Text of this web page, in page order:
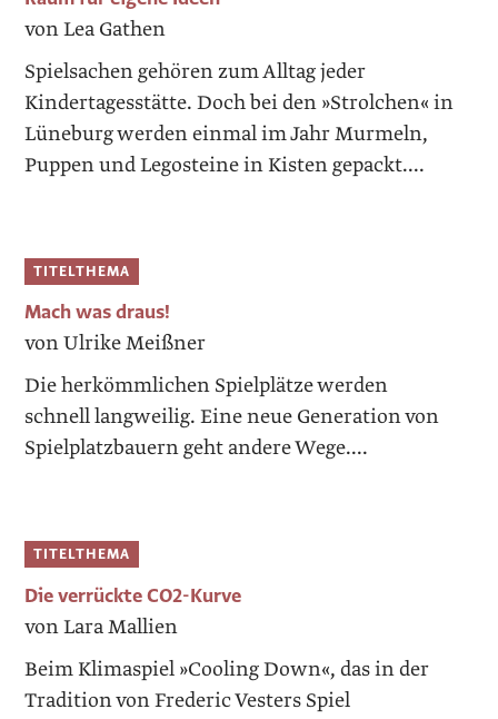
von Lea Gathen
Spielsachen gehören zum Alltag jeder
Kindertagesstätte. Doch bei den »Strolchen« in
Lüneburg werden einmal im Jahr Murmeln,
Puppen und Legosteine in Kisten gepackt....
TITELTHEMA
Mach was draus!
von Ulrike Meißner
Die herkömmlichen Spielplätze werden
schnell langweilig. Eine neue Generation von
Spielplatzbauern geht andere Wege....
TITELTHEMA
Die verrückte CO2-Kurve
von Lara Mallien
Beim Klimaspiel »Cooling Down«, das in der
Tradition von Frederic Vesters Spiel